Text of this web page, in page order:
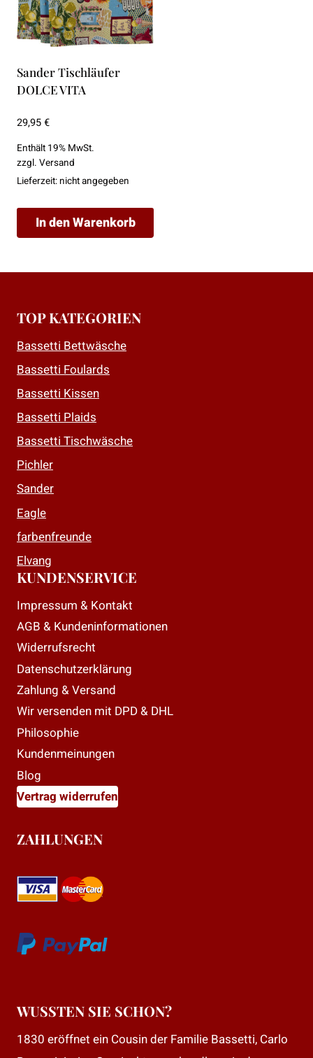
Sander Tischläufer
DOLCE VITA
29,95€
Enthält 19% MwSt.
zzgl. Versand
Lieferzeit: nicht angegeben
In den Warenkorb
TOP KATEGORIEN
Bassetti Bettwäsche
Bassetti Foulards
Bassetti Kissen
Bassetti Plaids
Bassetti Tischwäsche
Pichler
Sander
Eagle
farbenfreunde
Elvang
KUNDENSERVICE
Impressum & Kontakt
AGB & Kundeninformationen
Widerrufsrecht
Datenschutzerklärung
Zahlung & Versand
Wir versenden mit DPD & DHL
Philosophie
Kundenmeinungen
Blog
Vertrag widerrufen
ZAHLUNGEN
WUSSTEN SIE SCHON?
1830 eröffnet ein Cousin der Familie Bassetti, Carlo